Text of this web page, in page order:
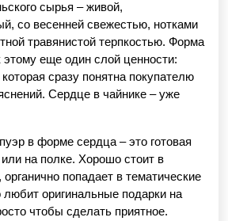
сырья – живой,
со весенней свежестью, нотками
травянистой терпкостью. Форма
еще один слой ценности:
сразу понятна покупателю
Сердце в чайнике – уже
в форме сердца – это готовая
на полке. Хорошо стоит в
попадает в тематические
оригинальные подарки на
чтобы сделать приятное.